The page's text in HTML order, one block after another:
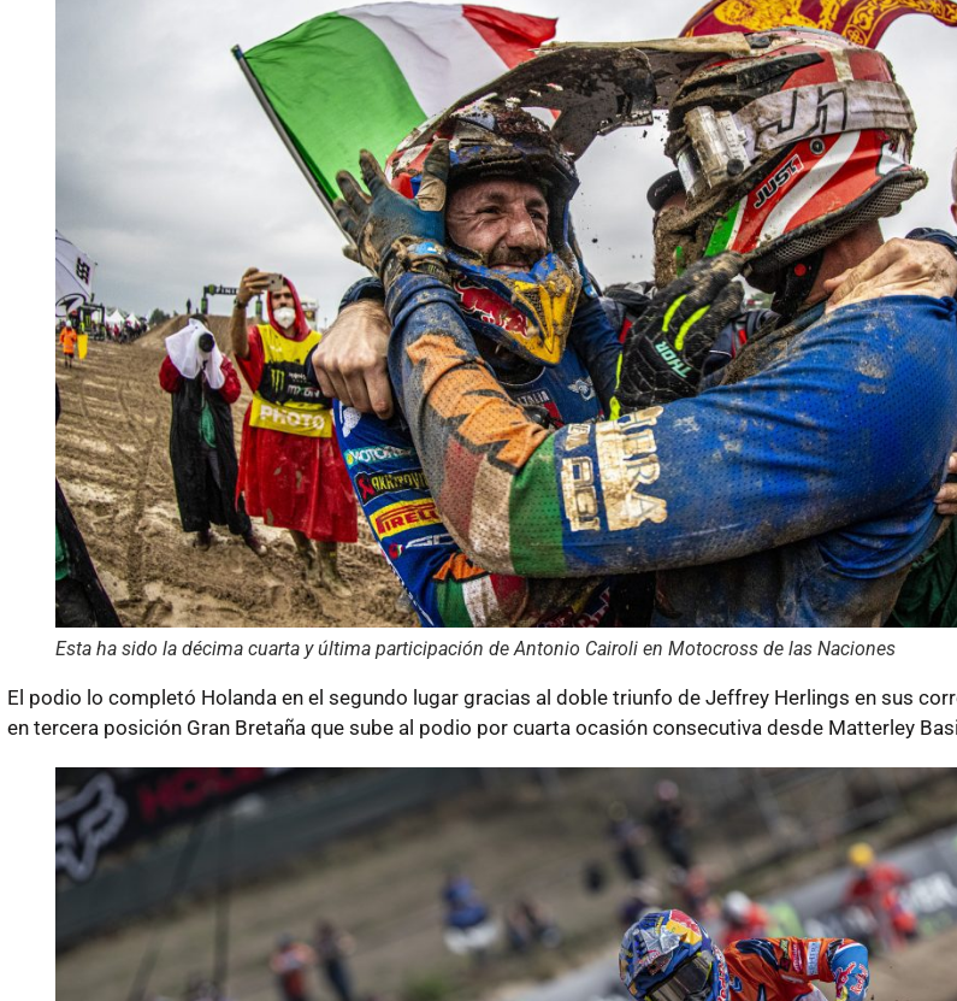
Esta ha sido la décima cuarta y última participación de Antonio Cairoli en Motocross de las Naciones
El podio lo completó Holanda en el segundo lugar gracias al doble triunfo de Jeffrey Herlings en sus
en tercera posición Gran Bretaña que sube al podio por cuarta ocasión consecutiva desde Matterley